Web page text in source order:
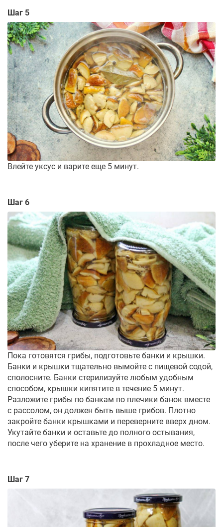
Шаг 5
Влейте уксус и варите еще 5 минут.
Шаг 6
Пока готовятся грибы, подготовьте банки и крышки.
Банки и крышки тщательно вымойте с пищевой содой,
сполосните. Банки стерилизуйте любым удобным
способом, крышки кипятите в течение 5 минут.
Разложите грибы по банкам по плечики банок вместе
с рассолом, он должен быть выше грибов. Плотно
закройте банки крышками и переверните вверх дном.
Укутайте банки и оставьте до полного остывания,
после чего уберите на хранение в прохладное место.
Шаг 7